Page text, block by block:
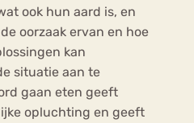
ook hun aard is, en
oorzaak ervan en hoe
kan
situatie aan te
gaan eten geeft
opluchting en geeft